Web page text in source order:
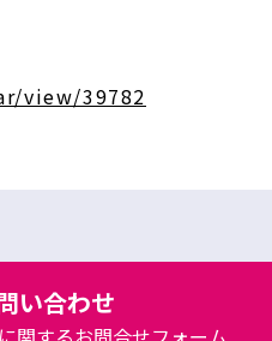
view/39782
い合わせ